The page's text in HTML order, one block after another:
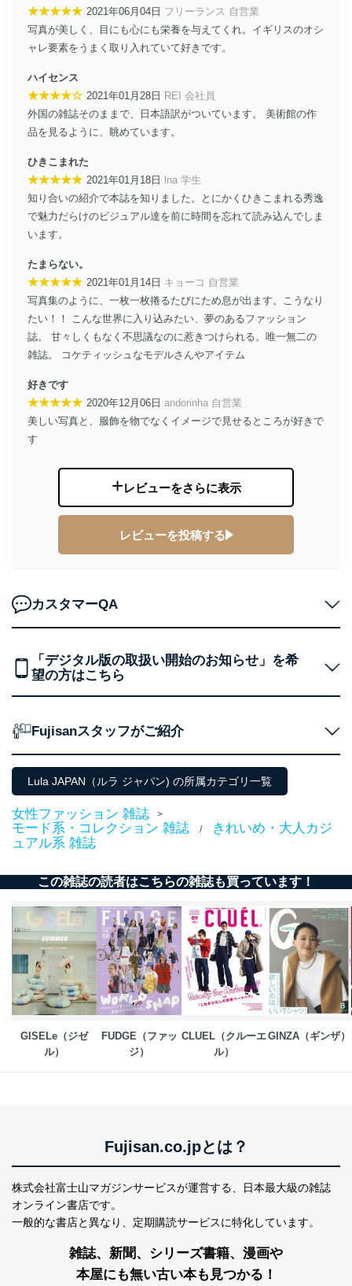
外部からの不正アクセス等の防止
個人データを取り扱う機器等のオペレーティング
システムを最新の状態に保持しています。
ソフトウェア等を導入し、自動更新 機能等の活用
により、これを最新状態としています。
情報システムの使用に伴う漏洩等の防止
メール等により個人データの含まれるファイルを
設定しています。
個人情報保護マネジメントシステムの継続的改善
当社は、内部監査及びマネジメントレビューの機会を通
じて、個人情報保護マネジメントシステムを継続的に改
苦情及び相談受付け窓口
貴殿の個人情報及び当社の個人情報保護マネジメントシ
ステムに関するご相談及び苦情については以下までご連
絡ください。
適切、かつ迅速に対応させていただきます。
株式会社富士山マガジンサービス 個人情報問い合わせ
係
FAX：03-5459-7073
制定：2005年4月1日
株式会社富士山マガジンサービス
代表取締役会長 西野 伸一郎
個人情報の取扱いについて
護管理者の責任のもと、個人情報を取得・アクセス・利
用・提供・管理いたします。
東京都渋谷区南平台町16-11
株式会社富士山マガジンサービス
代表取締役会長 西野 伸一郎
個人情報保護管理者: 経営管理グループディレクター 前
当社が取り扱う開示対象個人情報の利用目的は次のとお
りです。
No
個人情報の種類
1
当社の定期購読サ
ービス等をご利用
の方の個人情報
購入商品の配送のため
のため
閲覧履歴や購買履歴等の情報を分
析して、趣味・嗜好に
応じた新商品・サービスに関する
広告のため
2
当社にお問合わせ
いただいた方の個
人情報
お問い合わせ対応、トラブル対
処、オペレーター教育など応対品
質向上のため
3
の確認のため
ｅメール等によるカスタマーQ＆A
採用応募者の方の
採用選考、ご連絡のため
5
人情報
め
パートナー（提携
企業）からの委託
定期購読サービス
等をご利用の方の
個人情報
提携企業及びお客様がご購入され
ル等による商品、
サービス、キャンペーン等の広告
に関するご案内のため
★★★★★ 2021年06月04日 フリーランス 自営業
写真が美しく、目にも心にも栄養を与えてくれ。イギリスのオシ
ャレ要素をうまく取り入れていて好きです。
ハイセンス
★★★★☆ 2021年01月28日 REI 会社員
外国の雑誌そのままで、日本語訳がついています。 美術館の作
品を見るように、眺めています。
ひきこまれた
★★★★★ 2021年01月18日
lna 学生
知り合いの紹介で本誌を知りました。とにかくひきこまれる秀逸
で魅力だらけのビジュアル達を前に時間を忘れて読み込んでしま
います。
たまらない。
★★★★★ 2021年01月14日 キョーコ 自営業
写真集のように、一枚一枚捲るたびにため息が出ます。こうなり
たい！！ こんな世界に入り込みたい、夢のあるファッション
誌。 甘々しくもなく不思議なのに惹きつけられる。唯一無二の
雑誌。 コケティッシュなモデルさんやアイテム
好きです
★★★★★ 2020年12月06日 andorinha 自営業
美しい写真と、服飾を物でなくイメージで見せるところが好きで
す
レビューをさらに表示
レビューを投稿する
カスタマーQA
「デジタル版の取扱い開始のお知らせ」を希
望の方はこちら
Fujisanスタッフがご紹介
Lula JAPAN（ルラ ジャパン) の所属カテゴリ一覧
女性ファッション 雑誌 >
モード系・コレクション 雑誌 /
きれいめ・大人カジ
ュアル系 雑誌
この雑誌の読者はこちらの雑誌も買っています！
GISELe（ジゼ
ル）
FUDGE（ファッ
ジ）
CLUEL（クルーエ
ル）
GINZA（ギンザ）
Fujisan.co.jpとは？
株式会社富士山マガジンサービスが運営する、
日本最大級の雑誌
オンライン書店です。
一般的な書店と異なり、 定期購読サービスに特化しています。
雑誌、新聞、シリーズ書籍、漫画や
本屋にも無い古い本も見つかる！